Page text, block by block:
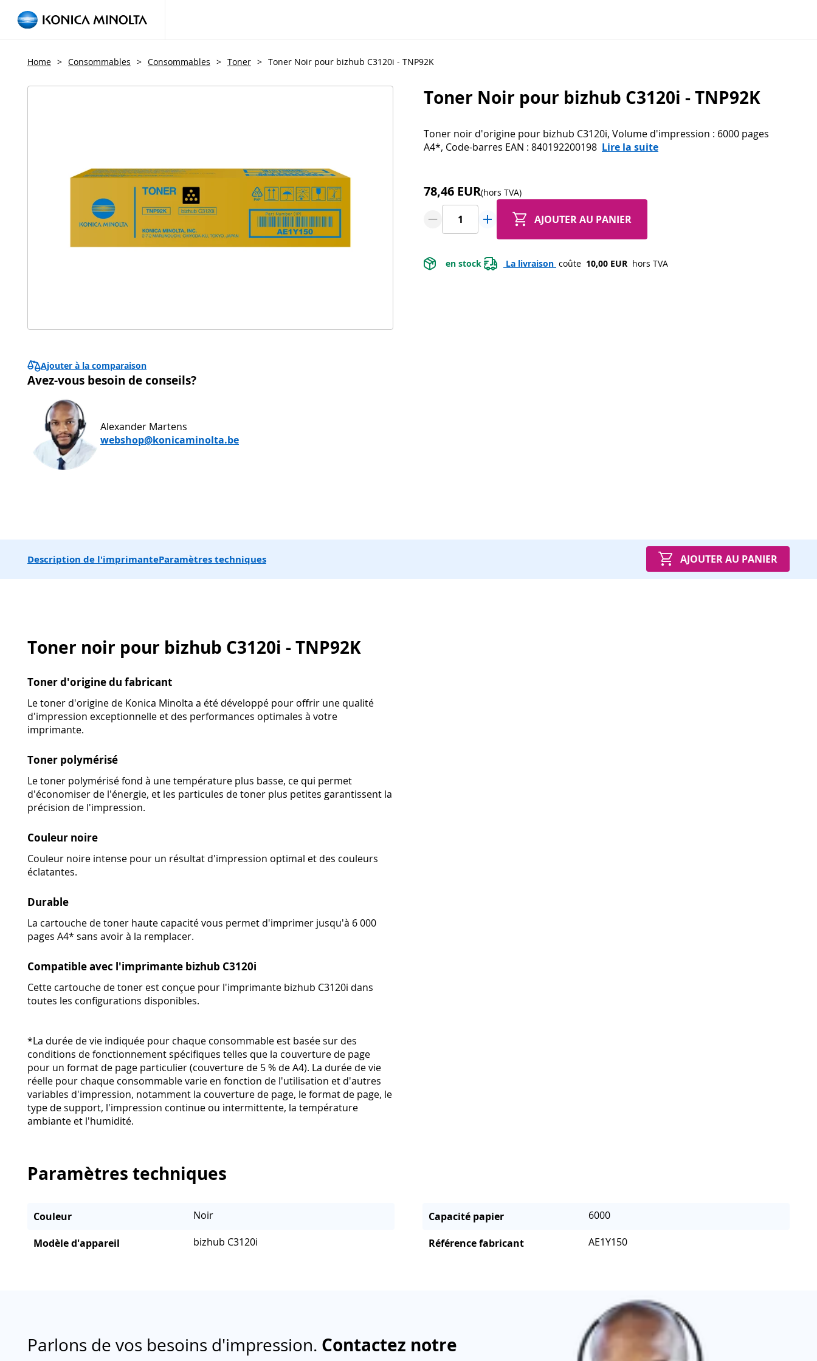
Home > Consommables > Consommables > Toner > Toner Noir pour bizhub C3120i - TNP92K
Toner Noir pour bizhub C3120i - TNP92K
Toner noir d'origine pour bizhub C3120i, Volume d'impression : 6000 pages
A4*, Code-barres EAN : 840192200198 Lire la suite
78,46 EUR(hors TVA)
AJOUTER AU PANIER
en stock La livraison coûte 10,00 EUR hors TVA
Ajouter à la comparaison
Avez-vous besoin de conseils?
Alexander Martens
webshop@konicaminolta.be
Description de l'imprimanteParamètres techniques AJOUTER AU PANIER
Toner noir pour bizhub C3120i - TNP92K
Toner d'origine du fabricant
Le toner d'origine de Konica Minolta a été développé pour offrir une qualité
d'impression exceptionnelle et des performances optimales à votre
imprimante.
Toner polymérisé
Le toner polymérisé fond à une température plus basse, ce qui permet
d'économiser de l'énergie, et les particules de toner plus petites garantissent la
précision de l'impression.
Couleur noire
Couleur noire intense pour un résultat d'impression optimal et des couleurs
éclatantes.
Durable
La cartouche de toner haute capacité vous permet d'imprimer jusqu'à 6 000
pages A4* sans avoir à la remplacer.
Compatible avec l'imprimante bizhub C3120i
Cette cartouche de toner est conçue pour l'imprimante bizhub C3120i dans
toutes les configurations disponibles.
*La durée de vie indiquée pour chaque consommable est basée sur des
conditions de fonctionnement spécifiques telles que la couverture de page
pour un format de page particulier (couverture de 5 % de A4). La durée de vie
réelle pour chaque consommable varie en fonction de l'utilisation et d'autres
variables d'impression, notamment la couverture de page, le format de page, le
type de support, l'impression continue ou intermittente, la température
ambiante et l'humidité.
Paramètres techniques
Couleur Noir Capacité papier 6000
Modèle d'appareil bizhub C3120i Référence fabricant AE1Y150
Parlons de vos besoins d'impression. Contactez notre